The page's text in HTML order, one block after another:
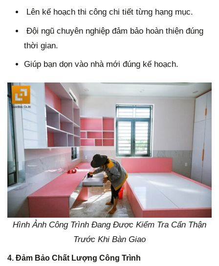
Lên kế hoạch thi công chi tiết từng hạng mục.
Đội ngũ chuyên nghiệp đảm bảo hoàn thiện đúng
thời gian.
Giúp bạn dọn vào nhà mới đúng kế hoạch.
Hình Ảnh Công Trình Đang Được Kiểm Tra Cẩn Thận
Trước Khi Bàn Giao
4. Đảm Bảo Chất Lượng Công Trình